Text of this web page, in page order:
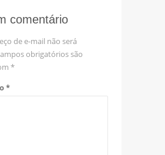
comentário
de e-mail não será
obrigatórios são
*
*